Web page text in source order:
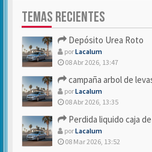
TEMAS RECIENTES
Depósito Urea Roto
porLacalum
08 Abr 2026, 13:47
campaña arbol de
porLacalum
08 Abr 2026, 13:35
Perdida liquido caja de
porLacalum
08 Mar 2026, 13:52